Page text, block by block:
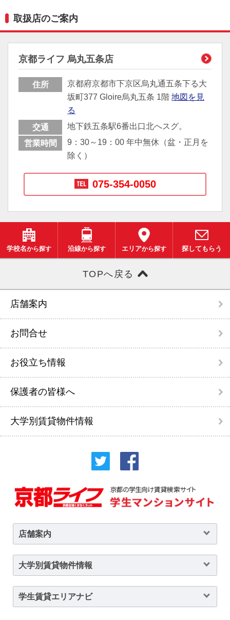
取扱店のご案内
京都ライフ 烏丸五条店
住所
京都府京都市下京区烏丸通五条下る大
坂町377 Gloire烏丸五条 1階地図を見
る
交通
地下鉄五条駅6番出口北へスグ。
営業時間
9：30～19：00 年中無休（盆・正月を
除く）
075-354-0050
学校名から探す 沿線から探す エリアから探す 探してもらう
TOPへ戻る
店舗案内
お問合せ
お役立ち情報
保護者の皆様へ
大学別賃貸物件情報
店舗案内
大学別賃貸物件情報
学生賃貸エリアナビ